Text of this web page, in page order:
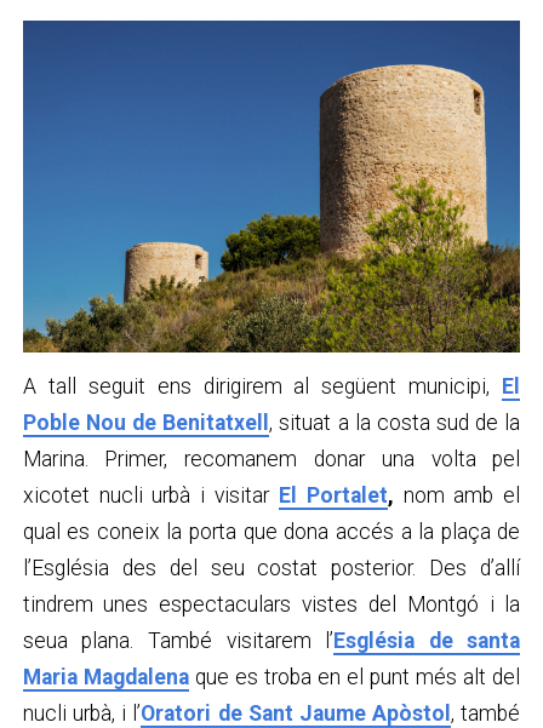
A tall seguit ens dirigirem al següent municipi,
El
Poble Nou de Benitatxell, situat a la costa sud de la
Marina. Primer, recomanem donar una volta pel
xicotet nucli urbà i visitar El Portalet, nom amb el
qual es coneix la porta que dona accés a la plaça de
l’Església des del seu costat posterior. Des d’allí
tindrem unes espectaculars vistes del Montgó i la
seua plana. També visitarem l’ Església de santa
Maria Magdalenaque es troba en el punt més alt del
nucli urbà, i l’Oratori de Sant Jaume Apòstol, també